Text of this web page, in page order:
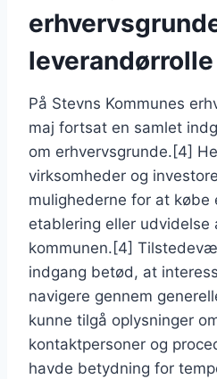
leverandørrolle
På Stevns Kommunes
maj fortsat en samlet
om erhvervsgrunde.[4]
virksomheder og
mulighederne for at købe
etablering eller udvidelse
kommunen.[4]
indgang betød, at
navigere gennem
kunne tilgå oplysninger
kontaktpersoner og
havde betydning for